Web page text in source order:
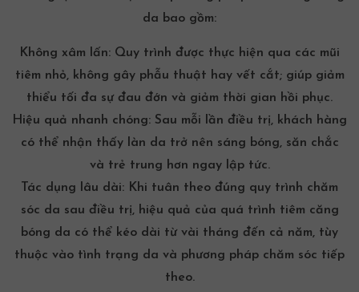
da bao gồm:
Không xâm lấn: Quy trình được thực hiện qua các mũi
tiêm nhỏ, không gây phẫu thuật hay vết cắt; giúp giảm
thiểu tối đa sự đau đớn và giảm thời gian hồi phục.
Hiệu quả nhanh chóng: Sau mỗi lần điều trị, khách hàng
có thể nhận thấy làn da trở nên sáng bóng, săn chắc
và trẻ trung hơn ngay lập tức.
Tác dụng lâu dài: Khi tuân theo đúng quy trình chăm
sóc da sau điều trị, hiệu quả của quá trình tiêm căng
bóng da có thể kéo dài từ vài tháng đến cả năm, tùy
thuộc vào tình trạng da và phương pháp chăm sóc tiếp
theo.